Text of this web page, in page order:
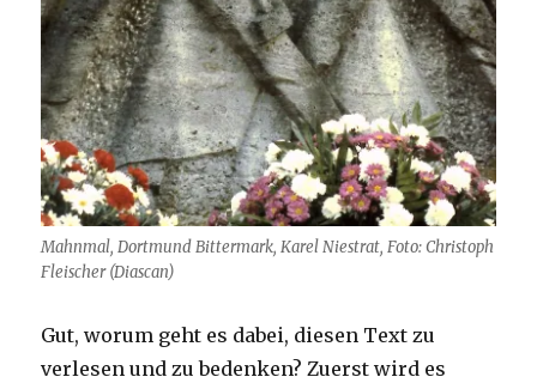
Mahnmal, Dortmund Bittermark, Karel Niestrat, Foto: Christoph
Fleischer (Diascan)
Gut, worum geht es dabei, diesen Text zu
verlesen und zu bedenken? Zuerst wird es